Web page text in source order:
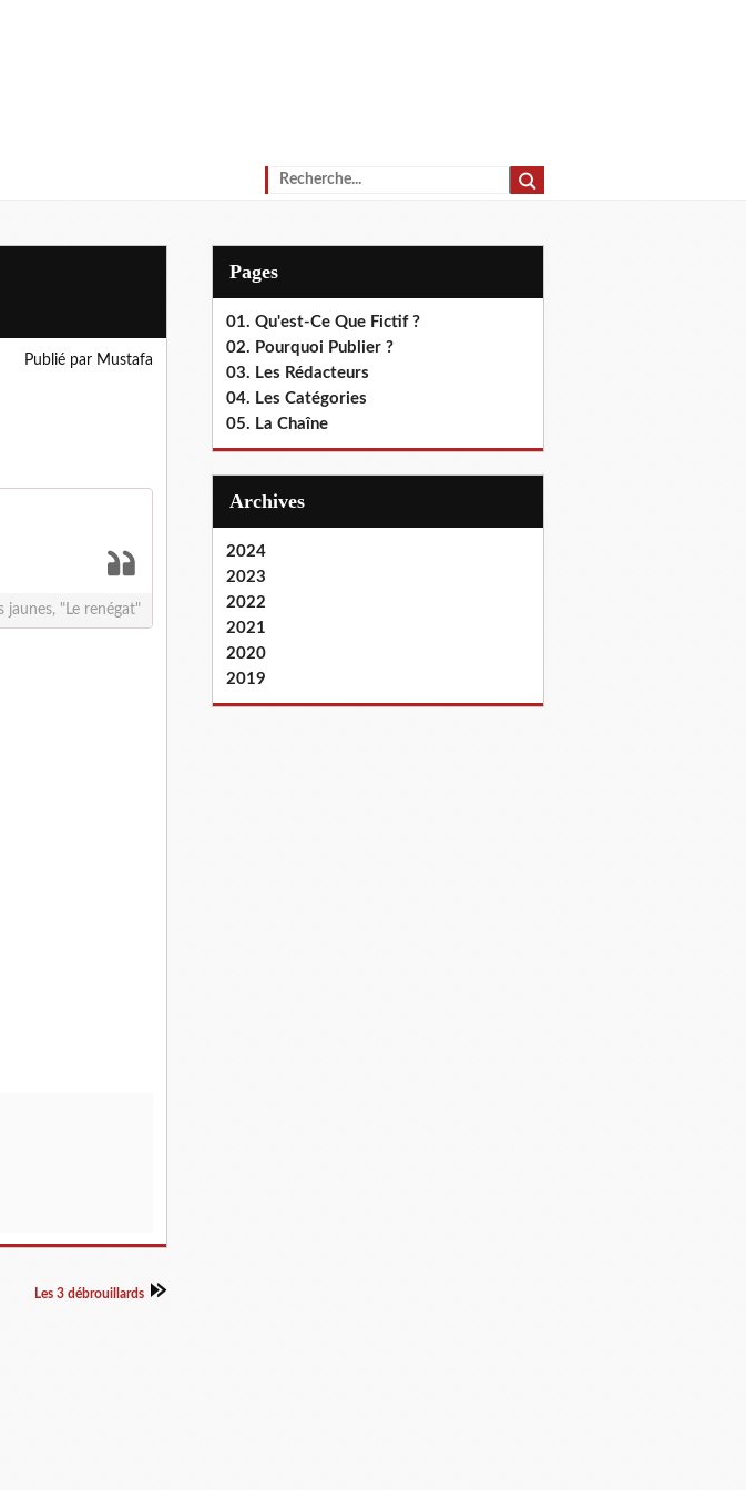
Publié par Mustafa
jaunes, "Le renégat"
Les 3 débrouillards
Pages
01. Qu'est-Ce Que Fictif ?
02. Pourquoi Publier ?
03. Les Rédacteurs
04. Les Catégories
05. La Chaîne
Archives
2024
2023
2022
2021
2020
2019